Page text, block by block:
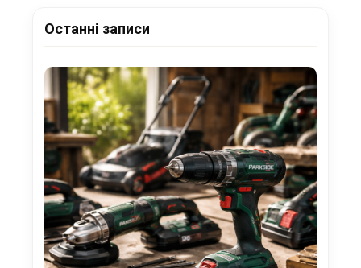
Останні записи